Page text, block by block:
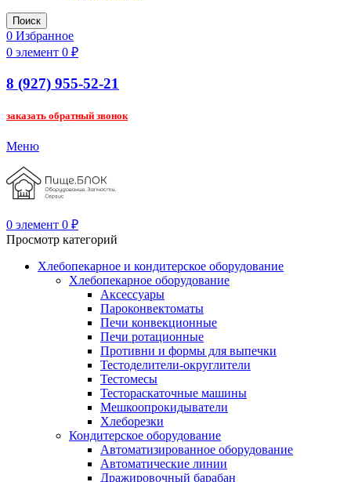
Поиск
0 Избранное
0 элемент 0 ₽
8 (927) 955-52-21
заказать обратный звонок
Меню
0 элемент 0 ₽
Просмотр категорий
Хлебопекарное и кондитерское оборудование
Хлебопекарное оборудование
Аксессуары
Пароконвектоматы
Печи конвекционные
Печи ротационные
Противни и формы для выпечки
Тестоделители-округлители
Тестомесы
Тестораскаточные машины
Мешкоопрокидыватели
Хлеборезки
Кондитерское оборудование
Автоматизированное оборудование
Автоматические линии
Дражировочный барабан